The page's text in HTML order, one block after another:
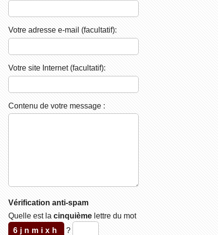
Votre adresse e-mail (facultatif):
Votre site Internet (facultatif):
Contenu de votre message :
Vérification anti-spam
Quelle est la cinquièmelettre du mot
6jnmixh
?